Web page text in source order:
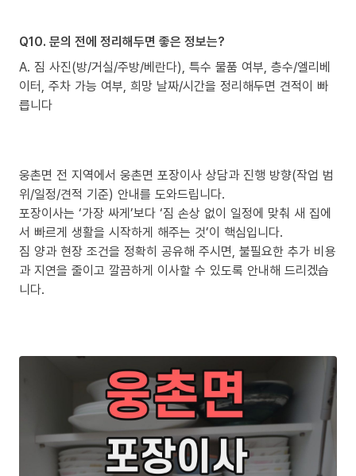
Q10. 문의 전에 정리해두면 좋은 정보는?
A. 짐 사진(방/거실/주방/베란다), 특수 물품 여부, 층수/엘리베
이터, 주차 가능 여부, 희망 날짜/시간을 정리해두면 견적이 빠
릅니다
웅촌면 전 지역에서 웅촌면 포장이사 상담과 진행 방향(작업 범
위/일정/견적 기준) 안내를 도와드립니다.
포장이사는 ‘가장 싸게’보다 ‘짐 손상 없이 일정에 맞춰 새 집에
서 빠르게 생활을 시작하게 해주는 것’이 핵심입니다.
짐 양과 현장 조건을 정확히 공유해 주시면, 불필요한 추가 비용
과 지연을 줄이고 깔끔하게 이사할 수 있도록 안내해 드리겠습
니다.